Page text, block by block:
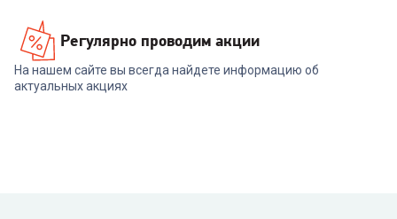
Регулярно проводим акции
На нашем сайте вы всегда найдете информацию об
актуальных акциях